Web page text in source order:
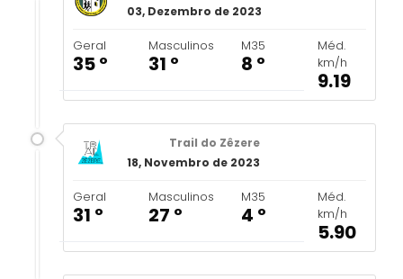
03, Dezembro de 2023
Geral
35 º
Masculinos
31 º
M35
8 º
Méd.
km/h
9.19
Trail do Zêzere
18, Novembro de 2023
Geral
31 º
Masculinos
27 º
M35
4 º
Méd.
km/h
5.90